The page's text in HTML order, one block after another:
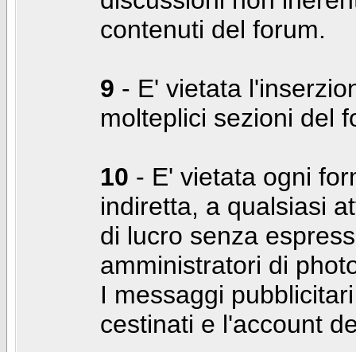
contenuti del forum.
9 - E' vietata
molteplici sezioni del
10 - E' vietata ogni
indiretta, a qualsiasi
di lucro senza
amministratori di
I messaggi
cestinati e l'account